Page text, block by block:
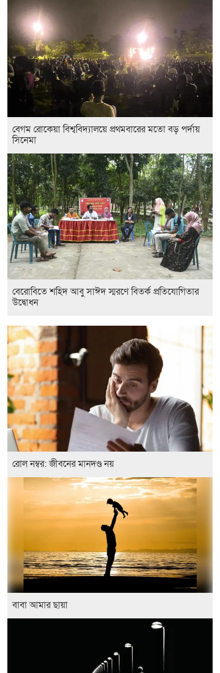
বেগম রোকেয়া বিশ্ববিদ্যালয়ে প্রথমবারের মতো বড় পর্দায়
সিনেমা
বেরোবিতে শহিদ আবু সাঈদ স্মরণে বিতর্ক প্রতিযোগিতার
উদ্বোধন
রোল নম্বর: জীবনের মানদণ্ড নয়
বাবা আমার ছায়া